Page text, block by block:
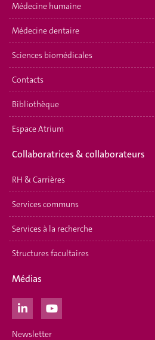
Médecine humaine
Médecine dentaire
Sciences biomédicales
Contacts
Bibliothèque
Espace Atrium
Collaboratrices & collaborateurs
RH & Carrières
Services communs
Services à la recherche
Structures facultaires
Médias
Newsletter